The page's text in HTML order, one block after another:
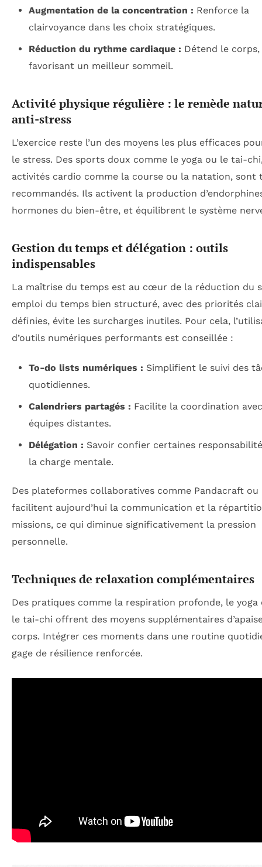
Augmentation de la concentration : Renforce la
clairvoyance dans les choix stratégiques.
Réduction du rythme cardiaque : Détend le corps,
favorisant un meilleur sommeil.
Activité physique régulière : le remède
anti-stress
L’exercice reste l’un des moyens les plus efficaces
le stress. Des sports doux comme le yoga ou le tai-
activités cardio comme la course ou la natation, sont
recommandés. Ils activent la production
hormones du bien-être, et équilibrent le système
Gestion du temps et délégation : outils
indispensables
La maîtrise du temps est au cœur de la réduction du
emploi du temps bien structuré, avec des priorités
définies, évite les surcharges inutiles. Pour cela,
d’outils numériques performants est conseillée :
To-do lists numériques : Simplifient le suivi des
quotidiennes.
Calendriers partagés : Facilite la coordination
équipes distantes.
Délégation : Savoir confier certaines
la charge mentale.
Des plateformes collaboratives comme Pandacraft ou
facilitent aujourd’hui la communication et la
missions, ce qui diminue significativement la pression
personnelle.
Techniques de relaxation complémentaires
Des pratiques comme la respiration profonde, le yoga
le tai-chi offrent des moyens supplémentaires
corps. Intégrer ces moments dans une routine
gage de résilience renforcée.